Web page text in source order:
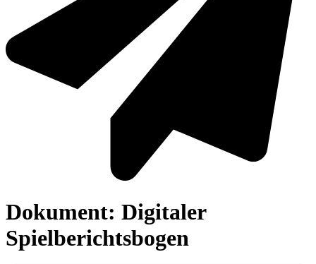
Dokument: Digitaler
Spielberichtsbogen